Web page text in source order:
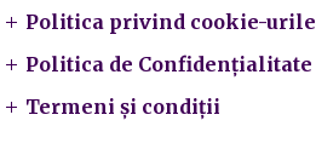
Politica privind cookie-urile
Politica de Confidențialitate
Termeni și condiții